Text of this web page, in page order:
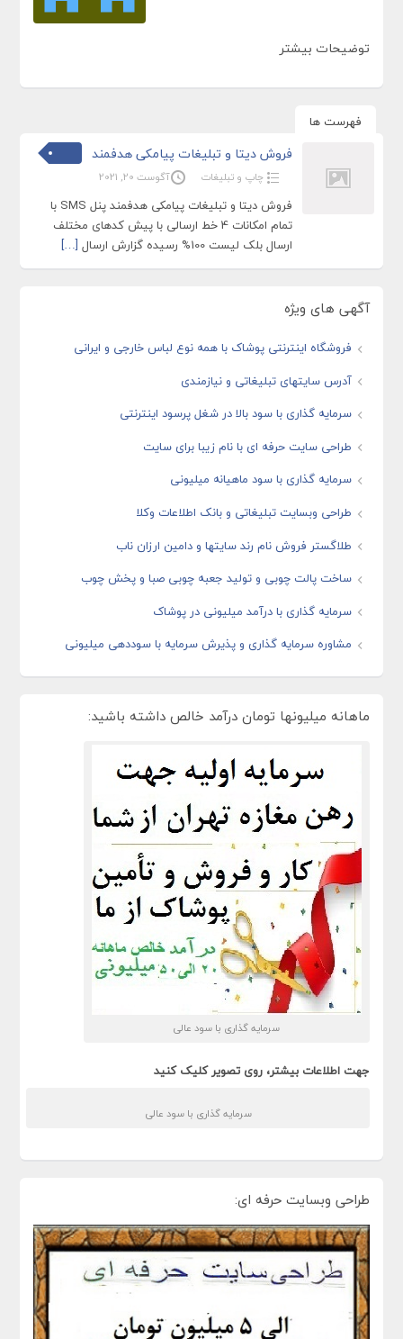
توضیحات بیشتر
فهرست ها
فروش دیتا و تبلیغات پیامکی هدفمند
چاپ و تبلیغات آگوست 20, 2021
فروش دیتا و تبلیغات پیامکی هدفمند پنل SMS با
تمام امکانات 4 خط ارسالی با پیش کدهای مختلف
ارسال بلک لیست 100% رسیده گزارش ارسال
[…]
آگهی های ویژه
فروشگاه اینترنتی پوشاک با همه نوع لباس خارجی و ایرانی
آدرس سایتهای تبلیغاتی و نیازمندی
سرمایه گذاری با سود بالا در شغل پرسود اینترنتی
طراحی سایت حرفه ای با نام زیبا برای سایت
سرمایه گذاری با سود ماهیانه میلیونی
طراحی وبسایت تبلیغاتی و بانک اطلاعات وکلا
طلاگستر فروش نام رند سایتها و دامین ارزان ناب
ساخت پالت چوبی و تولید جعبه چوبی صبا و پخش چوب
سرمایه گذاری با درآمد میلیونی در پوشاک
مشاوره سرمایه گذاری و پذیرش سرمایه با سوددهی میلیونی
ماهانه میلیونها تومان درآمد خالص داشته باشید:
سرمایه گذاری با سود عالی
جهت اطلاعات بیشتر، روی تصویر کلیک کنید
سرمایه گذاری با سود عالی
طراحی وبسایت حرفه ای: